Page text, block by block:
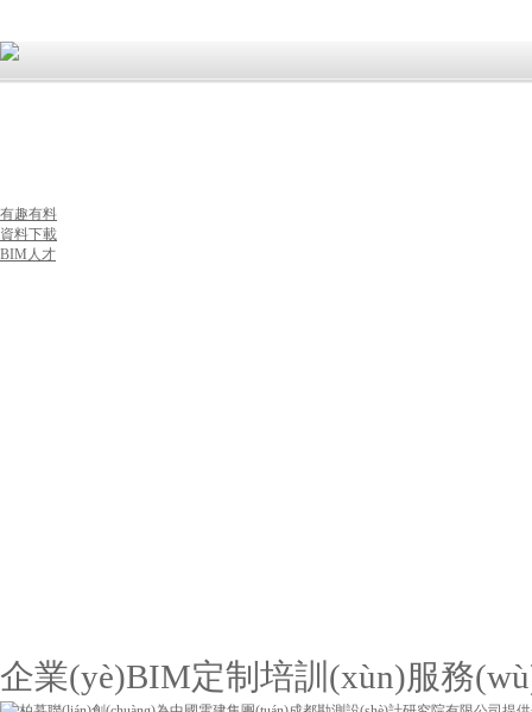
有趣有料
資料下載
BIM人才
企業(yè)BIM定制培訓(xùn)服務